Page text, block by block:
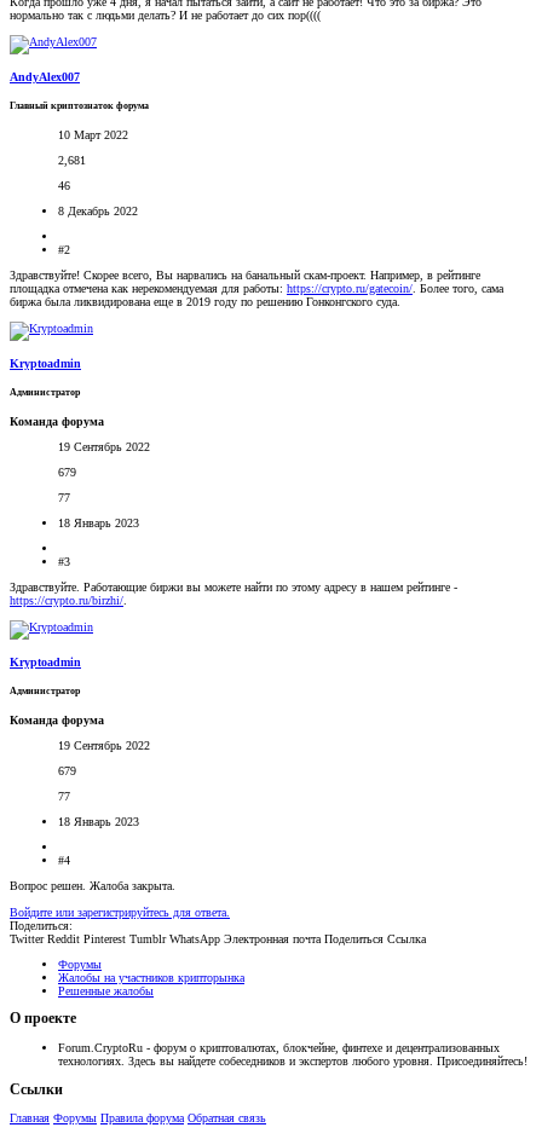
нормально так с людьми делать? И не работает до сих пор((((
AndyAlex007
Главный криптознаток форума
10 Март 2022
2,681
46
8 Декабрь 2022
#2
Здравствуйте! Скорее всего, Вы нарвались на банальный скам-проект. Например, в рейтинге
площадка отмечена как нерекомендуемая для работы: https://crypto.ru/gatecoin/ . Более того, сама
биржа была ликвидирована еще в 2019 году по решению Гонконгского суда.
Kryptoadmin
Администратор
Команда форума
19 Сентябрь 2022
679
77
18 Январь 2023
#3
Здравствуйте. Работающие биржи вы можете найти по этому адресу в нашем рейтинге -
https://crypto.ru/birzhi/
Kryptoadmin
Администратор
Команда форума
19 Сентябрь 2022
679
77
18 Январь 2023
#4
Вопрос решен. Жалоба закрыта.
Войдите или зарегистрируйтесь для ответа.
Поделиться:
Twitter Reddit Pinterest Tumblr WhatsApp Электронная почта Поделиться Ссылка
Форумы
Жалобы на участников крипторынка
Решенные жалобы
О проекте
Forum.CryptoRu - форум о криптовалютах, блокчейне, финтехе и децентрализованных
технологиях. Здесь вы найдете собеседников и экспертов любого уровня. Присоединяйтесь!
Ссылки
Главная Форумы Правила форума Обратная связь